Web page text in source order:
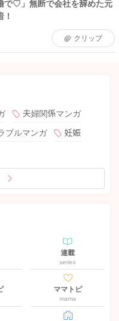
で♡」無断で会社を辞めた元
！
クリップ
夫婦関係マンガ
ブルマンガ
妊娠
連載
series
ママトピ
mama